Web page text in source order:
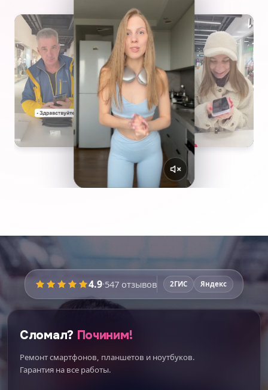
4.9·547 отзывов 2ГИС Яндекс
Сломал? Починим!
Ремонт смартфонов, планшетов и ноутбуков.
Гарантия на все работы.